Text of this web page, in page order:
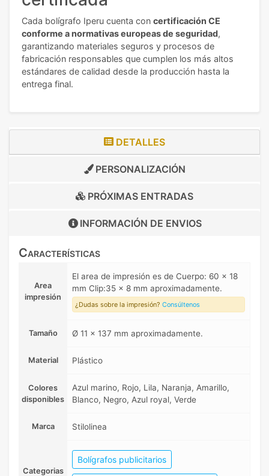
Cada bolígrafo Iperu cuenta con certificación CE
conforme a normativas europeas de seguridad,
garantizando materiales seguros y procesos de
fabricación responsables que cumplen los más altos
estándares de calidad desde la producción hasta la
entrega final.
DETALLES
PERSONALIZACIÓN
PRÓXIMAS ENTRADAS
INFORMACIÓN DE ENVIOS
Características
Area
impresión
El area de impresión es de Cuerpo: 60 x 18
mm Clip:35 x 8 mm aproximadamente.
¿Dudas sobre la impresión? Consúltenos
Tamaño Ø 11 x 137 mm aproximadamente.
Material Plástico
Colores
disponibles
Azul marino, Rojo, Lila, Naranja, Amarillo,
Blanco, Negro, Azul royal, Verde
Marca Stilolinea
Categorias
Bolígrafos publicitarios